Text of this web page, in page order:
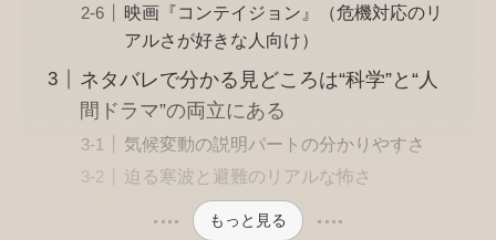
映画『コンテイジョン』（危機対応のリ
アルさが好きな人向け）
ネタバレで分かる見どころは“科学”と“人
間ドラマ”の両立にある
気候変動の説明パートの分かりやすさ
迫る寒波と避難のリアルな怖さ
もっと見る